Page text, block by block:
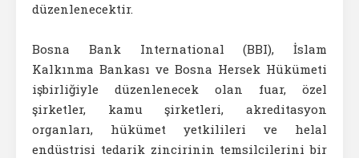
düzenlenecektir.
Bosna Bank International (BBI), İslam
Kalkınma Bankası ve Bosna Hersek Hükümeti
işbirliğiyle düzenlenecek olan fuar, özel
şirketler, kamu şirketleri, akreditasyon
organları, hükümet yetkilileri ve helal
endüstrisi tedarik zincirinin temsilcilerini bir